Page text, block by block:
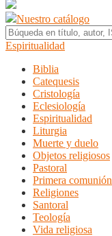
Nuestro catálogo
Espiritualidad
Biblia
Catequesis
Cristología
Eclesiología
Espiritualidad
Liturgia
Muerte y duelo
Objetos religiosos
Pastoral
Primera comunión
Religiones
Santoral
Teología
Vida religiosa